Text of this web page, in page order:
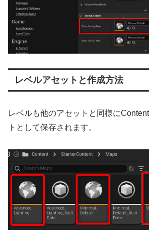
レベルアセットと作成方法
レベルも他のアセットと同様に
トとして保存されます。